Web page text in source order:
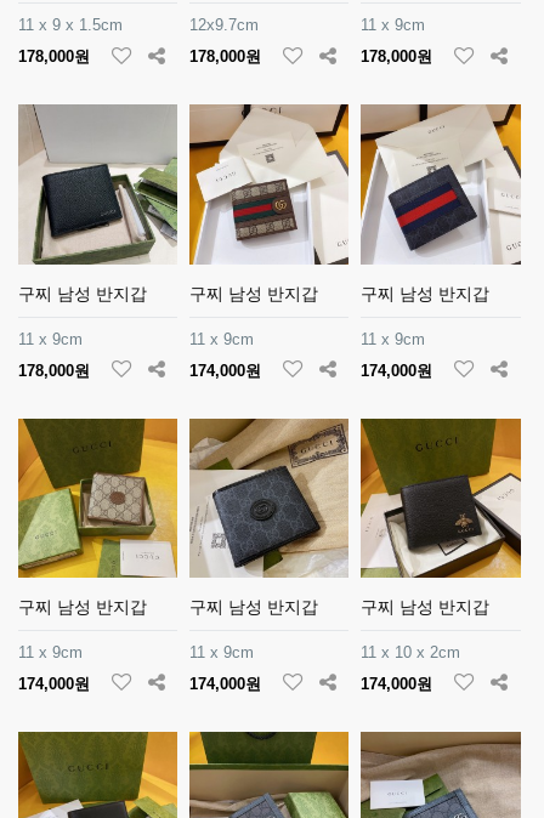
11 x 9 x 1.5cm
178,000원
12x9.7cm
178,000원
11 x 9cm
178,000원
구찌 남성 반지갑
11 x 9cm
178,000원
구찌 남성 반지갑
11 x 9cm
174,000원
구찌 남성 반지갑
11 x 9cm
174,000원
구찌 남성 반지갑
11 x 9cm
174,000원
구찌 남성 반지갑
11 x 9cm
174,000원
구찌 남성 반지갑
11 x 10 x 2cm
174,000원